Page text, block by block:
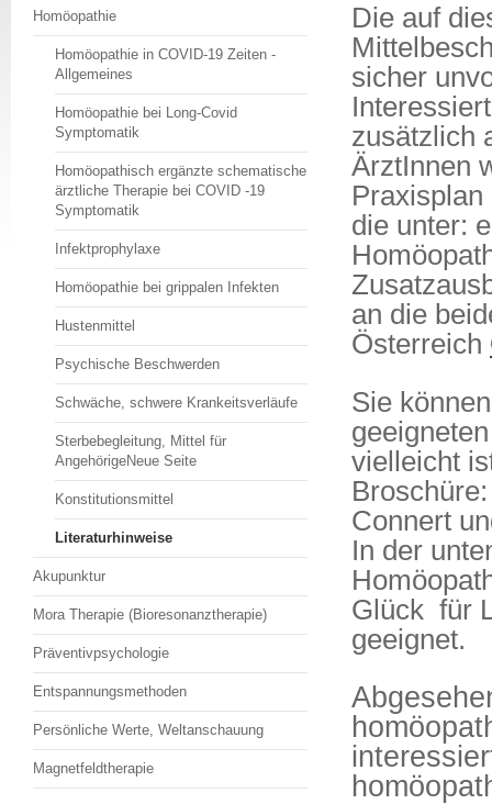
Homöopathie
Homöopathie in COVID-19 Zeiten -
Allgemeines
Homöopathie bei Long-Covid
Symptomatik
Homöopathisch ergänzte schematische
ärztliche Therapie bei COVID -19
Symptomatik
Infektprophylaxe
Homöopathie bei grippalen Infekten
Hustenmittel
Psychische Beschwerden
Schwäche, schwere Krankeitsverläufe
Sterbebegleitung, Mittel für
AngehörigeNeue Seite
Konstitutionsmittel
Literaturhinweise
Akupunktur
Mora Therapie (Bioresonanztherapie)
Präventivpsychologie
Entspannungsmethoden
Persönliche Werte, Weltanschauung
Magnetfeldtherapie
Die auf
sicher
zusätzlich
ÄrztInnen
die unter:
an die
Österreich
Sie
vielleicht
Connert
In der
Glück für
geeignet.